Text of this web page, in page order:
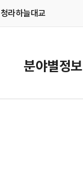
청라하늘대교
분야별정보